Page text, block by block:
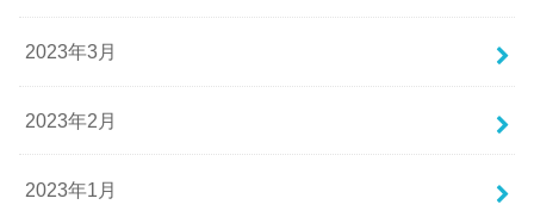
2023年3月
2023年2月
2023年1月